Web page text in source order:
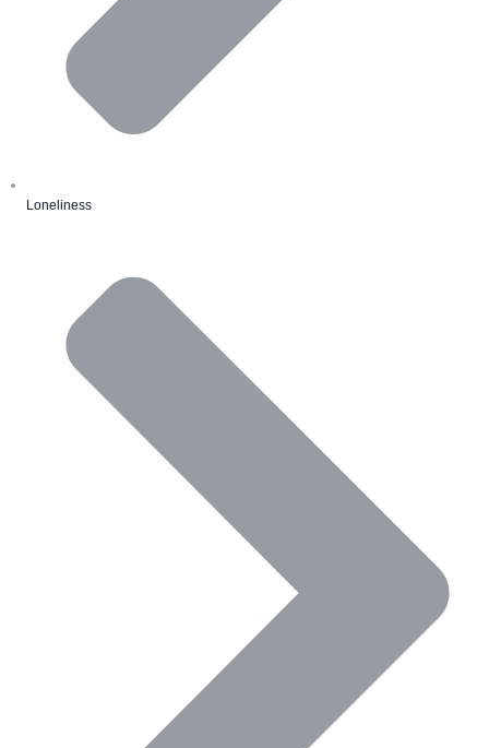
Loneliness